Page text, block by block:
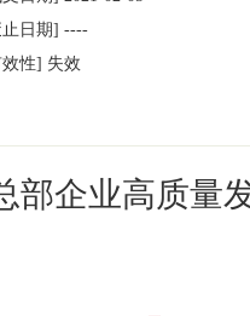
日期] ----
性] 失效
部企业高质量